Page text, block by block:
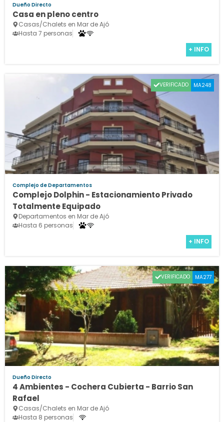
Dueño Directo
Casa en pleno centro
Casas/Chalets en Mar de Ajó
Hasta 7 personas
+ INFO
VERIFICADO MA248
Complejo de Departamentos
Complejo Dolphin - Estacionamiento Privado
Totalmente Equipado
Departamentos en Mar de Ajó
Hasta 6 personas
+ INFO
VERIFICADO MA277
Dueño Directo
4 Ambientes - Cochera Cubierta - Barrio San
Rafael
Casas/Chalets en Mar de Ajó
Hasta 8 personas